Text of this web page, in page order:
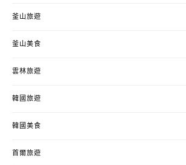
釜山旅遊
釜山美食
雲林旅遊
韓國旅遊
韓國美食
首爾旅遊